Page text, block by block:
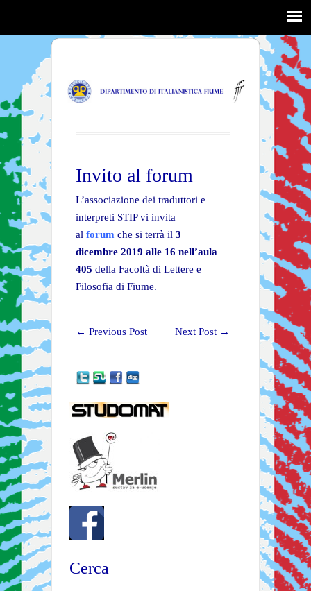
Invito al forum
L’associazione dei traduttori e
interpreti STIP vi invita
al forum che si terrà il 3
dicembre 2019 alle 16 nell’aula
405 della Facoltà di Lettere e
Filosofia di Fiume.
← Previous Post Next Post →
Cerca